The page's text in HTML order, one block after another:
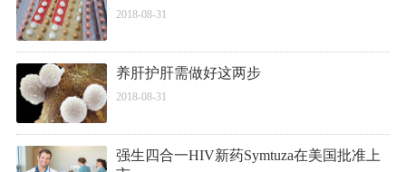
2018-08-31
养肝护肝需做好这两步
2018-08-31
强生四合一HIV新药Symtuza在美国批准上